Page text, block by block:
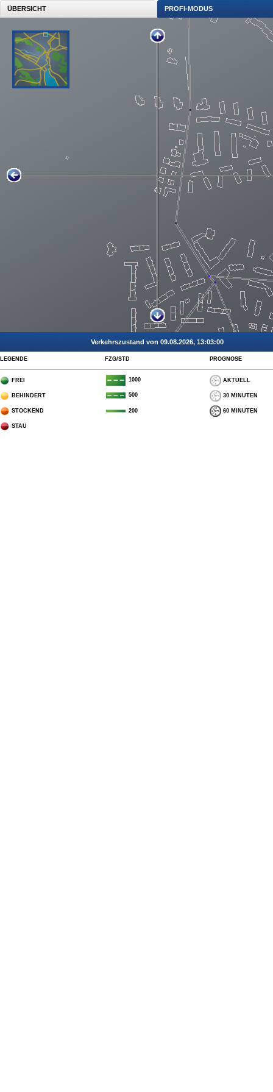
ÜBERSICHT PROFI-MODUS
Verkehrszustand von 09.08.2026, 13:03:00
LEGENDE FZG/STD PROGNOSE
FREI 1000 AKTUELL
BEHINDERT 500 30 MINUTEN
STOCKEND 200 60 MINUTEN
STAU